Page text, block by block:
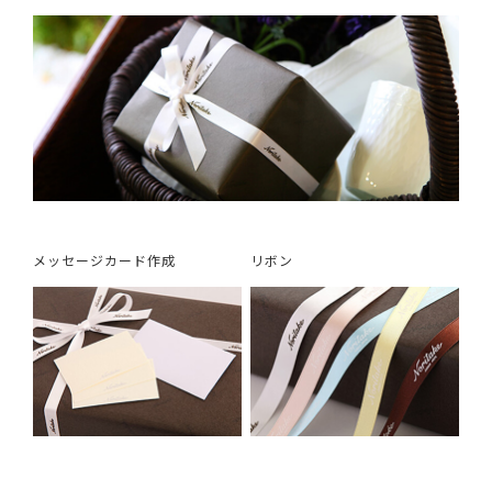
メッセージカード作成 リボン